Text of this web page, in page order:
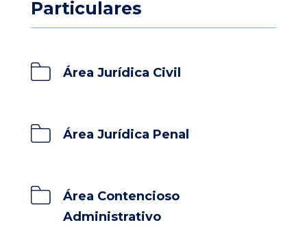
Particulares
Área Jurídica Civil
Área Jurídica Penal
Área Contencioso
Administrativo